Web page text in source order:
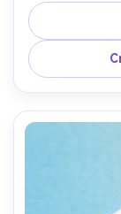
cozinha
sotaques,
85mm,